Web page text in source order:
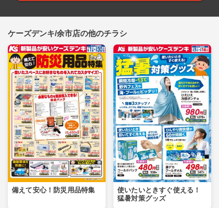
ケーズデンキ/余市店の他のチラシ
備えて安心！防災用品特集
使いたいときすぐ使える！
猛暑対策グッズ